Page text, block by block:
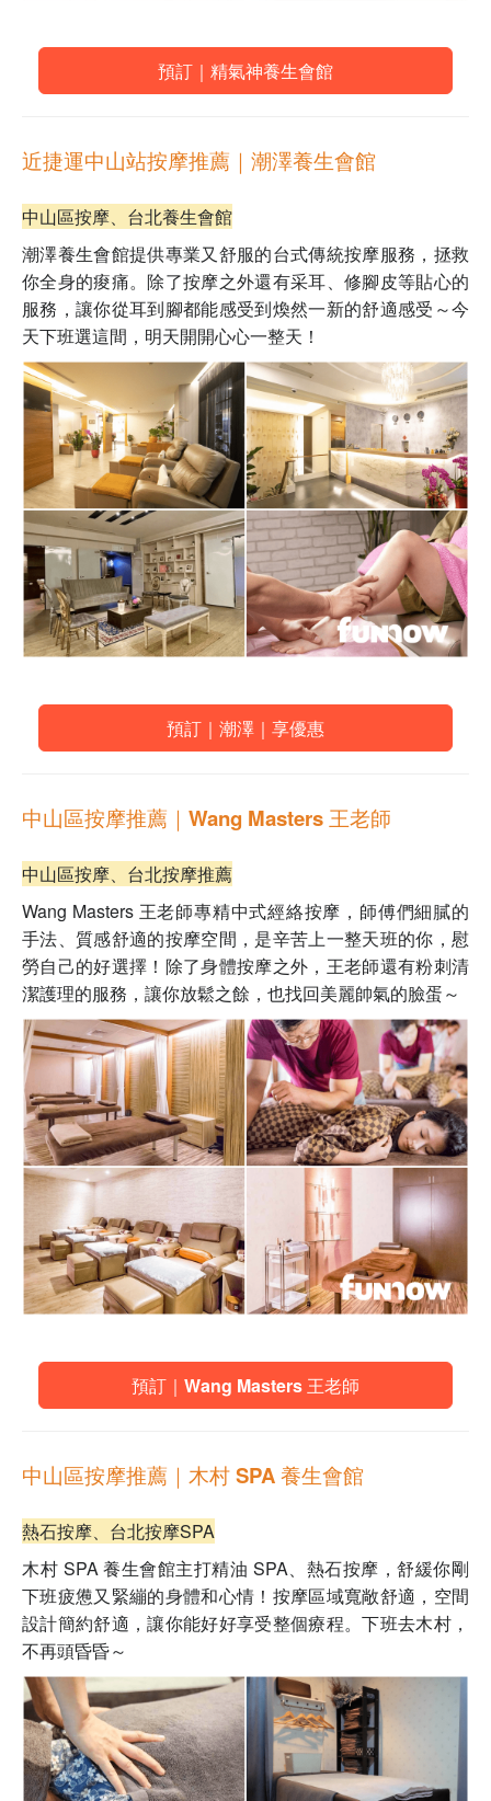
預訂｜精氣神養生會館
近捷運中山站按摩推薦 ｜潮澤養生會館
中山區按摩、台北養生會館
潮澤養生會館提供專業又舒服的台式傳統按摩服務，拯救
你全身的痠痛。除了按摩之外還有采耳、修腳皮等貼心的
服務，讓你從耳到腳都能感受到煥然一新的舒適感受～今
天下班選這間，明天開開心心一整天！
預訂｜潮澤｜享優惠
中山區按摩推薦｜ Wang Masters 王老師
中山區按摩、台北按摩推薦
Wang Masters 王老師專精中式經絡按摩，師傅們細膩的
手法、質感舒適的按摩空間，是辛苦上一整天班的你，慰
勞自己的好選擇！除了身體按摩之外，王老師還有粉刺清
潔護理的服務，讓你放鬆之餘，也找回美麗帥氣的臉蛋～
預訂｜Wang Masters 王老師
中山區按摩推薦｜ 木村 SPA 養生會館
熱石按摩、台北按摩SPA
木村 SPA 養生會館主打精油 SPA、熱石按摩，舒緩你剛
下班疲憊又緊繃的身體和心情！按摩區域寬敞舒適，空間
設計簡約舒適，讓你能好好享受整個療程。下班去木村，
不再頭昏昏～